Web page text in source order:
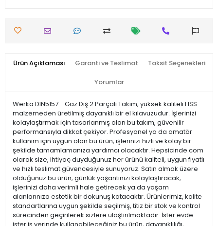
Ürün Açıklaması Garanti ve Teslimat Taksit Seçenekleri
Yorumlar
Werka DIN5157 - Gaz Diş 2 Parçalı Takım, yüksek kaliteli HSS
malzemeden üretilmiş dayanıklı bir el kılavuzudur. İşlerinizi
kolaylaştırmak için tasarlanmış olan bu takım, güvenilir
performansıyla dikkat çekiyor. Profesyonel ya da amatör
kullanım için uygun olan bu ürün, işlerinizi hızlı ve kolay bir
şekilde tamamlamanıza yardımcı olacaktır. Hepsicinde.com
olarak size, ihtiyaç duyduğunuz her ürünü kaliteli, uygun fiyatlı
ve hızlı teslimat güvencesiyle sunuyoruz. Satın almak üzere
olduğunuz bu ürün, günlük yaşantınızı kolaylaştıracak,
işlerinizi daha verimli hale getirecek ya da yaşam
alanlarınıza estetik bir dokunuş katacaktır. Ürünlerimiz, kalite
standartlarına uygun şekilde seçilmiş, titiz bir stok ve kontrol
sürecinden geçirilerek sizlere ulaştırılmaktadır. İster evde